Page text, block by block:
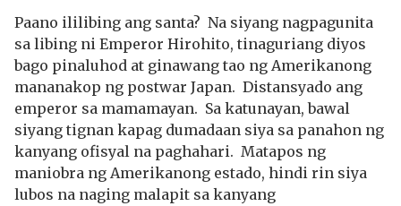
Paano ililibing ang santa? Na siyang nagpagunita
sa libing ni Emperor Hirohito, tinaguriang diyos
bago pinaluhod at ginawang tao ng Amerikanong
mananakop ng postwar Japan. Distansyado ang
emperor sa mamamayan. Sa katunayan, bawal
siyang tignan kapag dumadaan siya sa panahon ng
kanyang ofisyal na paghahari. Matapos ng
maniobra ng Amerikanong estado, hindi rin siya
lubos na naging malapit sa kanyang